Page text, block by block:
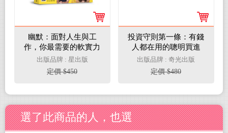
幽默：面對人生與工
作，你最需要的軟實力
出版品牌 : 星出版
定價 $450
投資守則第一條：有錢
人都在用的聰明買進
法，找對「護城河」的
價值投資策略！
出版品牌 : 奇光出版
定價 $480
選了此商品的人，也選